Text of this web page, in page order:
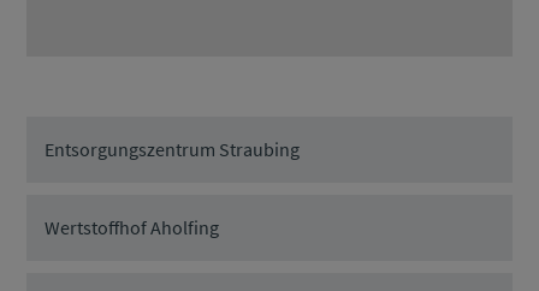
Entsorgungszentrum Straubing
Wertstoffhof Aholfing